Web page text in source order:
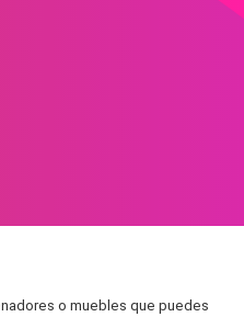
o muebles que puedes